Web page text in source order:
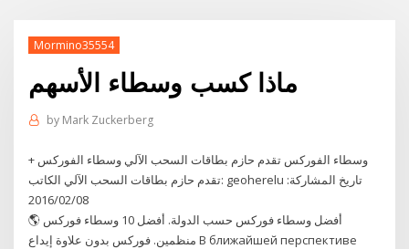
Mormino35554
ماذا كسب وسطاء الأسهم
by Mark Zuckerberg
+ وسطاء الفوركس تقدم حازم بطاقات السحب الآلي وسطاء الفوركس
تقدم حازم بطاقات السحب الآلي الكاتب: geoherelu تاريخ المشاركة:
2016/02/08
🌎 أفضل وسطاء فوركس حسب الدولة. أفضل 10 وسطاء فوركس
منظمين. فوركس بدون علاوة إيداع В ближайшей перспективе